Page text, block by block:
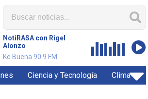
NotiRASA con Rigel
Alonzo
Ke Buena 90.9 FM
Ciencia y Tecnología Clima